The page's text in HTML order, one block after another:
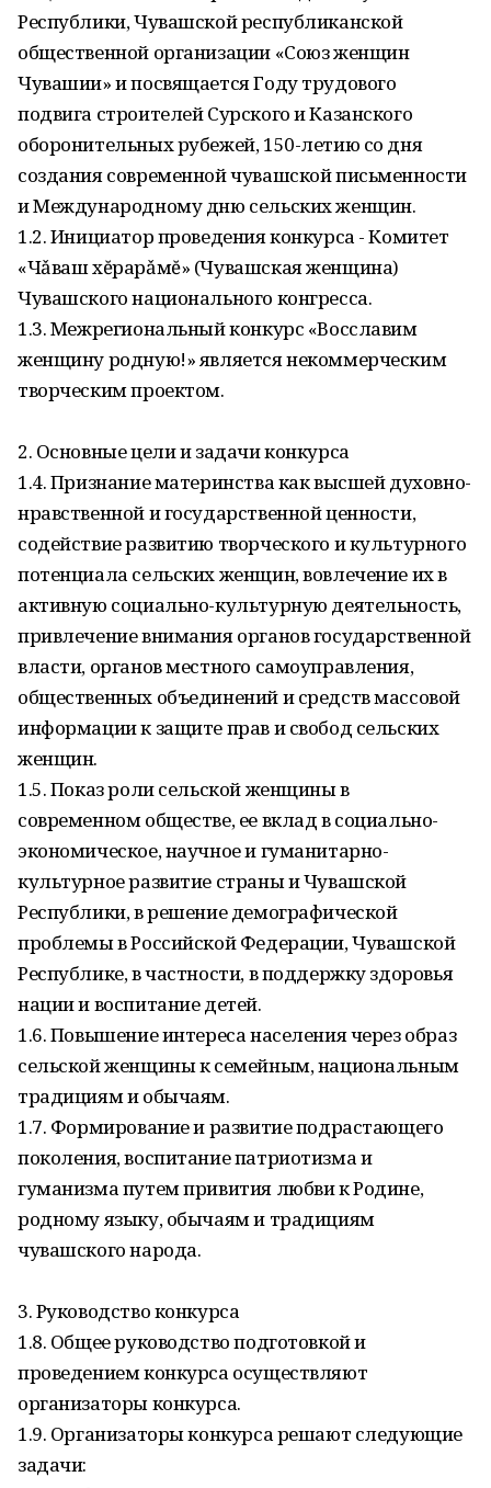
Республики, Чувашской республиканской
общественной организации «Союз женщин
Чувашии» и посвящается Году трудового
подвига строителей Сурского и Казанского
оборонительных рубежей, 150-летию со дня
создания современной чувашской письменности
и Международному дню сельских женщин.
1.2. Инициатор проведения конкурса - Комитет
«Чǎваш хĕрарǎмĕ» (Чувашская женщина)
Чувашского национального конгресса.
1.3. Межрегиональный конкурс «Восславим
женщину родную!» является некоммерческим
творческим проектом.
2. Основные цели и задачи конкурса
1.4. Признание материнства как высшей духовно-
нравственной и государственной ценности,
содействие развитию творческого и культурного
потенциала сельских женщин, вовлечение их в
активную социально-культурную деятельность,
привлечение внимания органов государственной
власти, органов местного самоуправления,
общественных объединений и средств массовой
информации к защите прав и свобод сельских
женщин.
1.5. Показ роли сельской женщины в
современном обществе, ее вклад в социально-
экономическое, научное и гуманитарно-
культурное развитие страны и Чувашской
Республики, в решение демографической
проблемы в Российской Федерации, Чувашской
Республике, в частности, в поддержку здоровья
нации и воспитание детей.
1.6. Повышение интереса населения через образ
сельской женщины к семейным, национальным
традициям и обычаям.
1.7. Формирование и развитие подрастающего
поколения, воспитание патриотизма и
гуманизма путем привития любви к Родине,
родному языку, обычаям и традициям
чувашского народа.
3. Руководство конкурса
1.8. Общее руководство подготовкой и
проведением конкурса осуществляют
организаторы конкурса.
1.9. Организаторы конкурса решают следующие
задачи: